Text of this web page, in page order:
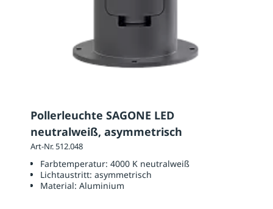
Pollerleuchte SAGONE LED
neutralweiß, asymmetrisch
Art-Nr. 512.048
Farbtemperatur: 4000 K neutralweiß
Lichtaustritt: asymmetrisch
Material: Aluminium